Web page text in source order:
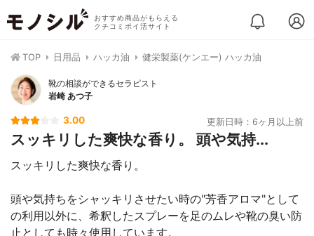
おすすめ商品がもらえる
クチコミポイ活サイト
TOP 日用品 ハッカ油 健栄製薬(ケンエー) ハッカ油
靴の相談ができるセラピスト
岩崎 あつ子
3.00 更新日時：6ヶ月以上前
スッキリした爽快な香り。 頭や気持...
スッキリした爽快な香り。
頭や気持ちをシャッキリさせたい時の"芳香アロマ"として
の利用以外に、希釈したスプレーを足のムレや靴の臭い防
止としても時々使用しています。